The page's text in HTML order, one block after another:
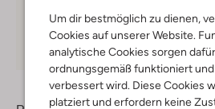
Um dir bestmöglich zu dienen,
Cookies auf unserer Website.
analytische Cookies sorgen
ordnungsgemäß funktioniert
verbessert wird. Diese Cookies
platziert und erfordern keine
Kauf auf Rechnung 30 Tagen